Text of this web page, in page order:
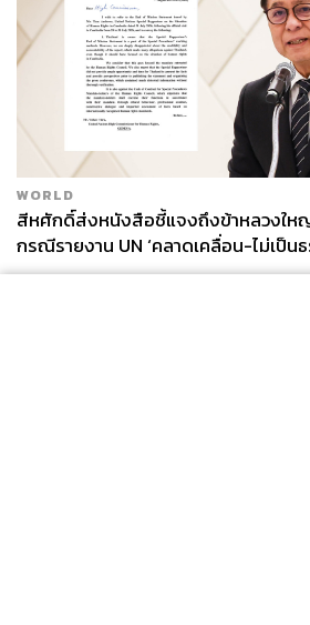
WORLD
สีหศักดิ์ส่งหนังสือชี้แจงถึงข้าหลวงใ
กรณีรายงาน UN ‘คลาดเคลื่อน-ไม่เป็นธ